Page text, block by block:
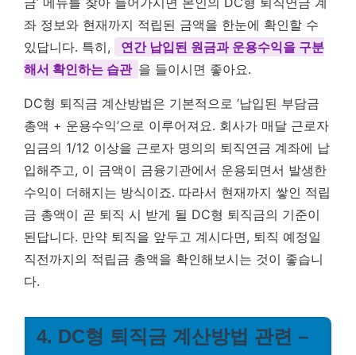
좌 정보와 현재까지 적립된 금액을 한눈에 확인할 수
있답니다. 특히,
연간 납입된 원금과 운용수익을 구분
해서 확인하는 습관 을 들이시면 좋아요.
DC형 퇴직금 계산방법은 기본적으로 ‘납입된 부담금
총액 + 운용수익’으로 이루어져요. 회사가 매달 근로자
임금의 1/12 이상을 근로자 명의의 퇴직연금 계좌에 납
입해주고, 이 금액이 금융기관에서 운용되면서 발생한
수익이 더해지는 방식이죠. 따라서 현재까지 쌓인 적립
금 총액이 곧 퇴직 시 받게 될 DC형 퇴직금의 기준이
된답니다. 만약 퇴직을 앞두고 계시다면, 퇴직 예정일
직전까지의 적립금 총액을 확인해보시는 것이 좋습니
다.
4. DC형 퇴직금 계산방법 관련 –